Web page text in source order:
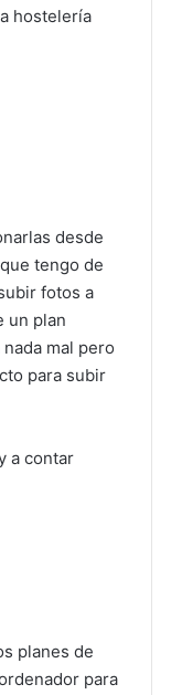
hostelería
desde
tengo de
fotos a
un plan
mal pero
para subir
a contar
planes de
para